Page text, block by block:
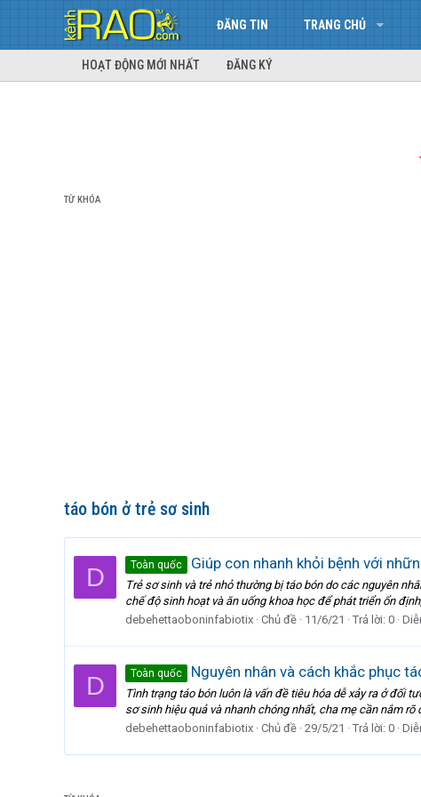
ĐĂNG TIN TRANG CHỦ
HOẠT ĐỘNG MỚI NHẤT ĐĂNG KÝ
TỪ KHÓA
táo bón ở trẻ sơ sinh
D Toàn quốc Giúp con nhanh khỏi bệnh với
Trẻ sơ sinh và trẻ nhỏ thường bị táo bón do các nguyên
chế độ sinh hoạt và ăn uống khoa học để phát triển ổn
debehettaoboninfabiotix Chủ đề 11/6/21 Trả lời: 0
D Toàn quốc Nguyên nhân và cách khắc phục
Tình trạng táo bón luôn là vấn đề tiêu hóa dễ xảy ra ở đối
sơ sinh hiệu quả và nhanh chóng nhất, cha mẹ cần nắm rõ
debehettaoboninfabiotix Chủ đề 29/5/21 Trả lời: 0